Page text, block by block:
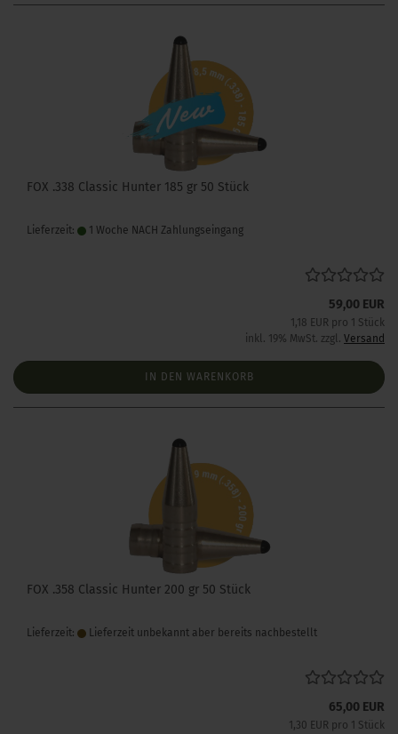
FOX .338 Classic Hunter 185 gr 50 Stück
Lieferzeit: 1 Woche NACH Zahlungseingang
59,00 EUR
1,18 EUR pro 1 Stück
inkl. 19% MwSt. zzgl. Versand
IN DEN WARENKORB
FOX .358 Classic Hunter 200 gr 50 Stück
Lieferzeit: Lieferzeit unbekannt aber bereits nachbestellt
65,00 EUR
1,30 EUR pro 1 Stück